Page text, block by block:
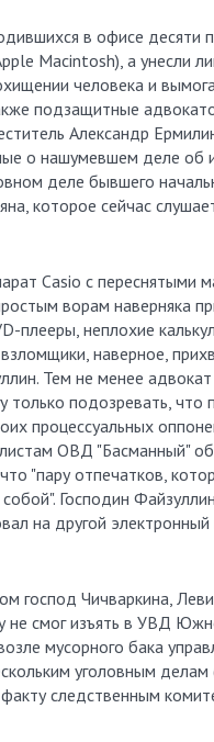
в офисе десяти
Macintosh), а унесли
человека и
подзащитные
Александр
о нашумевшем деле об
деле бывшего
которое сейчас
Casio с переснятыми
ворам наверняка
плееры, неплохие
наверное,
Тем не менее
только подозревать, что
процессуальных
ОВД "Басманный"
"пару отпечатков,
Господин
на другой электронный
господ Чичваркина,
не смог изъять в УВД
мусорного бака
уголовным
следственным